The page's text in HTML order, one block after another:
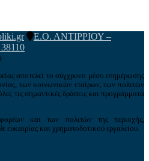
Ε.Ο. ΑΝΤΙΡΡΙΟΥ –
αποτελεί το σύγχρονο μέσο ενημέρωσης
των κοινωνικών εταίρων, των πολιτών
τις σημαντικές δράσεις και προγράμματά
και των πολιτών της περιοχής,
και χρηματοδοτικού εργαλείου.